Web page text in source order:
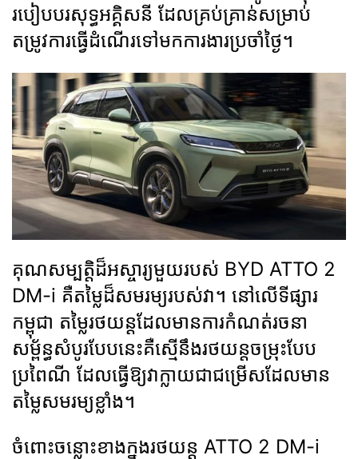
របៀបបរសុទ្ធអគ្គិសនី ដែលគ្រប់គ្រាន់សម្រាប់
តម្រូវការធ្វើដំណើរទៅមកការងារប្រចាំថ្ងៃ។
គុណសម្បត្តិដ៏អស្ចារ្យមួយរបស់ BYD ATTO 2
DM-i គឺតម្លៃដ៏សមរម្យរបស់វា។ នៅលើទីផ្សារ
កម្ពុជា តម្លៃរថយន្តដែលមានការកំណត់រចនា
សម្ព័ន្ធសំបូរបែបនេះគឺស្មើនឹងរថយន្តចម្រុះបែប
ប្រពៃណី ដែលធ្វើឱ្យវាក្លាយជាជម្រើសដែលមាន
តម្លៃសមរម្យខ្លាំង។
ចំពោះចន្លោះខាងក្នុងរថយន្ត ATTO 2 DM-i